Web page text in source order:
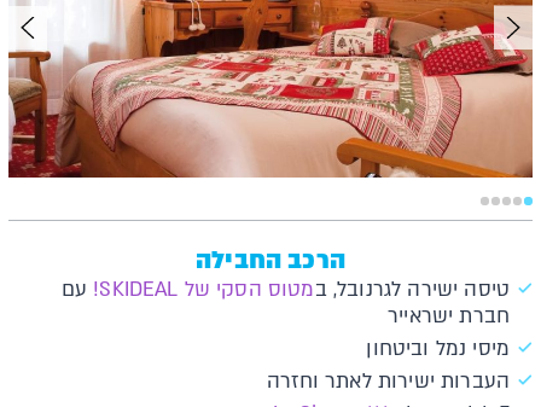
הרכב החבילה
טיסה ישירה לגרנובל, במטוס הסקי של SKIDEAL!
עם
חברת ישראייר
מיסי נמל וביטחון
העברות ישירות לאתר וחזרה